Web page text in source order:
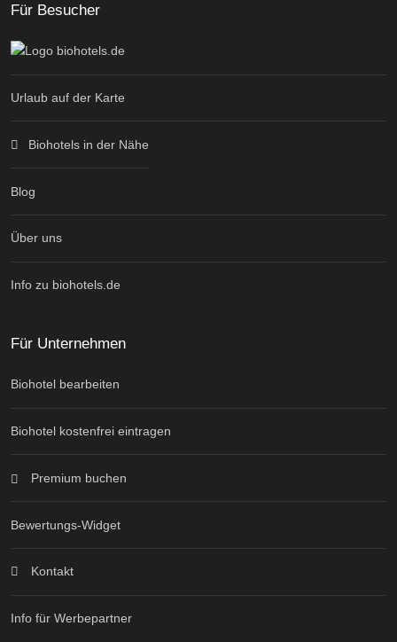
Für Besucher
Urlaub auf der Karte
Biohotels in der Nähe
Blog
Über uns
Info zu biohotels.de
Für Unternehmen
Biohotel bearbeiten
Biohotel kostenfrei eintragen
Premium buchen
Bewertungs-Widget
Kontakt
Info für Werbepartner